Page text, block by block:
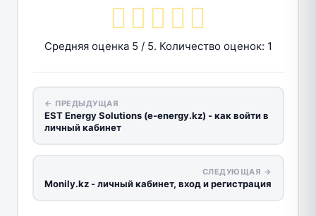
Средняя оценка 5 / 5. Количество оценок: 1
← ПРЕДЫДУЩАЯ
EST Energy Solutions (e-energy.kz) - как войти в
личный кабинет
СЛЕДУЮЩАЯ →
Monily.kz - личный кабинет, вход и регистрация